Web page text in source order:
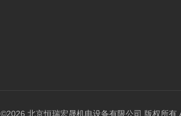
©2026 北京恒瑞宏晟机电设备有限公司 版权所有